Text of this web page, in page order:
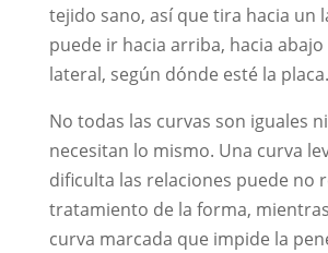
tejido sano, así que tira hacia un
puede ir hacia arriba, hacia
lateral, según dónde esté la placa.
No todas las curvas son iguales
necesitan lo mismo. Una curva
dificulta las relaciones puede no
tratamiento de la forma,
curva marcada que impide la